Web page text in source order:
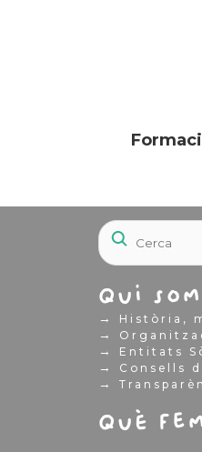
Qui
→ Història,
→
→ Entitats
→ Consells
→
Què